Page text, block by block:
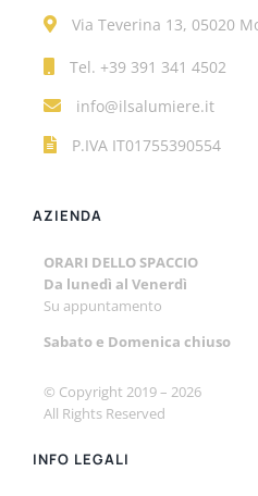
Via Teverina 13, 05020
Tel. +39 391 341 4502
info@ilsalumiere.it
P.IVA IT01755390554
AZIENDA
ORARI DELLO SPACCIO
Da lunedì al Venerdì
Su appuntamento
Sabato e Domenica chiuso
© Copyright 2019 – 2026
All Rights Reserved
INFO LEGALI